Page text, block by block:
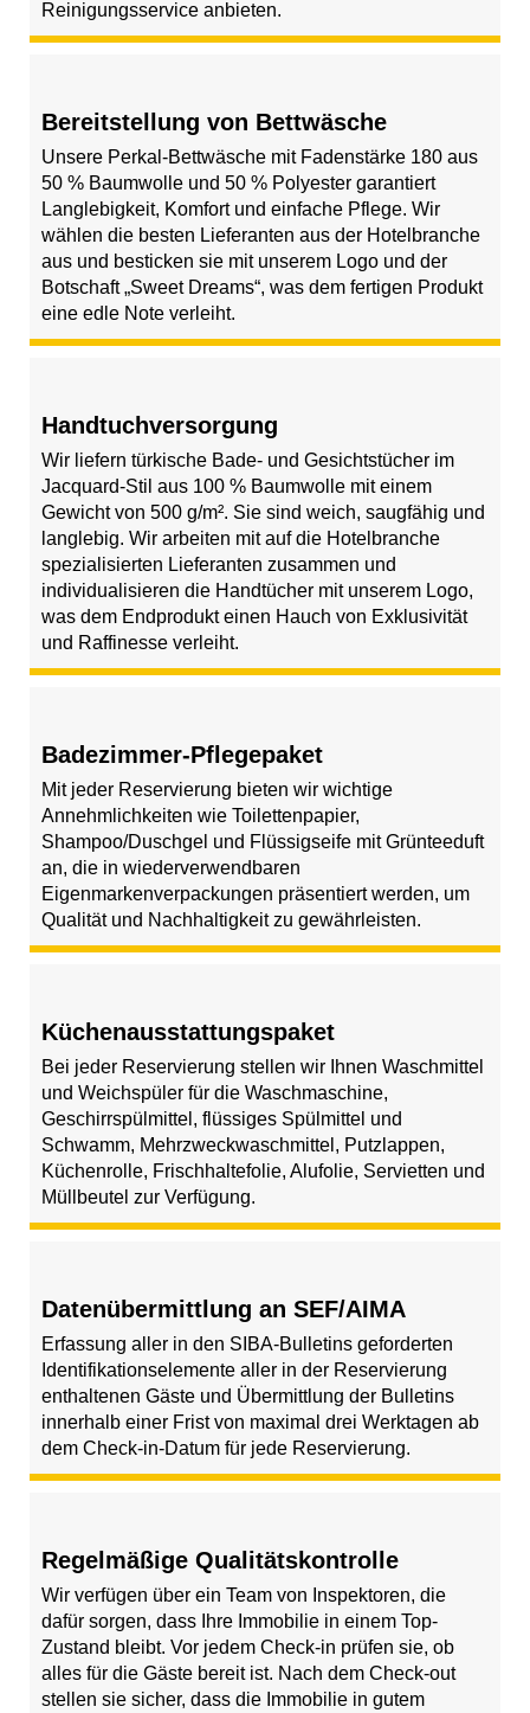
Reinigungsservice anbieten.
Bereitstellung von Bettwäsche
Unsere Perkal-Bettwäsche mit Fadenstärke 180 aus
50 % Baumwolle und 50 % Polyester garantiert
Langlebigkeit, Komfort und einfache Pflege. Wir
wählen die besten Lieferanten aus der Hotelbranche
aus und besticken sie mit unserem Logo und der
Botschaft „Sweet Dreams“, was dem fertigen Produkt
eine edle Note verleiht.
Handtuchversorgung
Wir liefern türkische Bade- und Gesichtstücher im
Jacquard-Stil aus 100 % Baumwolle mit einem
Gewicht von 500 g/m². Sie sind weich, saugfähig und
langlebig. Wir arbeiten mit auf die Hotelbranche
spezialisierten Lieferanten zusammen und
individualisieren die Handtücher mit unserem Logo,
was dem Endprodukt einen Hauch von Exklusivität
und Raffinesse verleiht.
Badezimmer-Pflegepaket
Mit jeder Reservierung bieten wir wichtige
Annehmlichkeiten wie Toilettenpapier,
Shampoo/Duschgel und Flüssigseife mit Grünteeduft
an, die in wiederverwendbaren
Eigenmarkenverpackungen präsentiert werden, um
Qualität und Nachhaltigkeit zu gewährleisten.
Küchenausstattungspaket
Bei jeder Reservierung stellen wir Ihnen Waschmittel
und Weichspüler für die Waschmaschine,
Geschirrspülmittel, flüssiges Spülmittel und
Schwamm, Mehrzweckwaschmittel, Putzlappen,
Küchenrolle, Frischhaltefolie, Alufolie, Servietten und
Müllbeutel zur Verfügung.
Datenübermittlung an SEF/AIMA
Erfassung aller in den SIBA-Bulletins geforderten
Identifikationselemente aller in der Reservierung
enthaltenen Gäste und Übermittlung der Bulletins
innerhalb einer Frist von maximal drei Werktagen ab
dem Check-in-Datum für jede Reservierung.
Regelmäßige Qualitätskontrolle
Wir verfügen über ein Team von Inspektoren, die
dafür sorgen, dass Ihre Immobilie in einem Top-
Zustand bleibt. Vor jedem Check-in prüfen sie, ob
alles für die Gäste bereit ist. Nach dem Check-out
stellen sie sicher, dass die Immobilie in gutem